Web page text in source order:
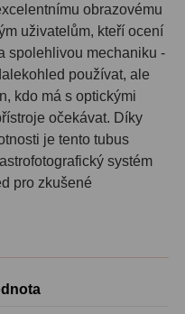
obrazovému
uživatelům, kteří ocení
spolehlivou mechaniku -
používat, ale
kdo má s optickými
očekávat. Díky
je tento tubus
systém
pro zkušené